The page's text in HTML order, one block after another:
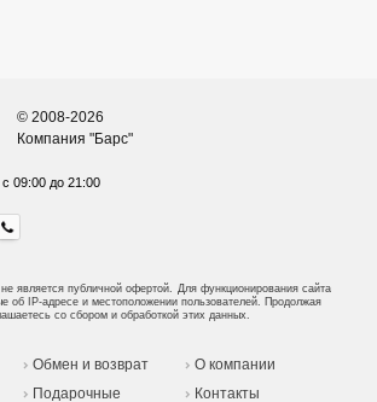
© 2008-2026
Компания "Барс"
с 09:00 до 21:00
является публичной офертой. Для функционирования сайта
об IP-адресе и местоположении пользователей. Продолжая
со сбором и обработкой этих данных.
Обмен и возврат
Подарочные
О компании
Контакты